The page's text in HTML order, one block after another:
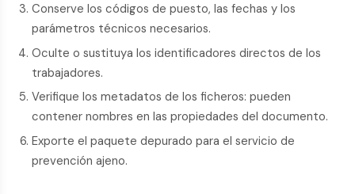
Conserve los códigos de puesto, las fechas y los
parámetros técnicos necesarios.
Oculte o sustituya los identificadores directos de los
trabajadores.
Verifique los metadatos de los ficheros: pueden
contener nombres en las propiedades del documento.
Exporte el paquete depurado para el servicio de
prevención ajeno.